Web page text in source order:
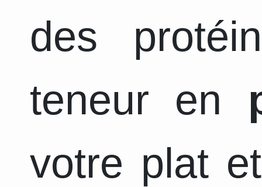
des
teneur en
votre plat